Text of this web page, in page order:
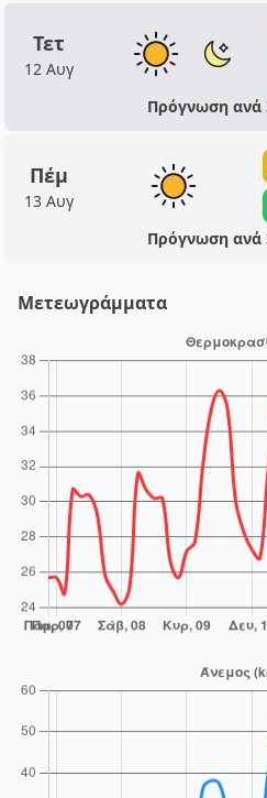
Τετ
12 Αυγ
Πρόγνωση ανά
Πέμ
13 Αυγ
Πρόγνωση ανά
Μετεωγράμματα